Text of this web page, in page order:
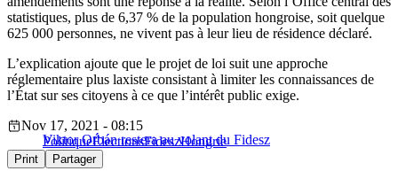
statistiques, plus de 6,37 % de la population hongroise, soit quelque
625 000 personnes, ne vivent pas à leur lieu de résidence déclaré.
L’explication ajoute que le projet de loi suit une approche
réglementaire plus laxiste consistant à limiter les connaissances de
l’État sur ses citoyens à ce que l’intérêt public exige.
Viktor Orbán restera au volant du Fidesz
Nov 17, 2021 - 08:15
PolitiqueÉlectionsFideszHongrie
Print Partager